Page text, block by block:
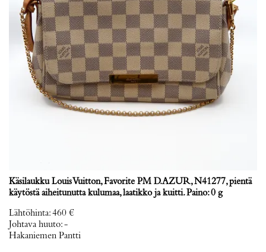
Käsilaukku Louis Vuitton, Favorite PM D.AZUR, N41277, pientä
käytöstä aiheitunutta kulumaa, laatikko ja kuitti. Paino: 0 g
Lähtöhinta:460 €
Johtava huuto:-
Hakaniemen Pantti